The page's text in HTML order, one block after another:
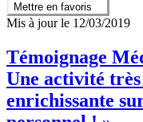
Mettre en favoris
Mis à jour le 12/03/2019
Témoignage
Une activité
enrichissante